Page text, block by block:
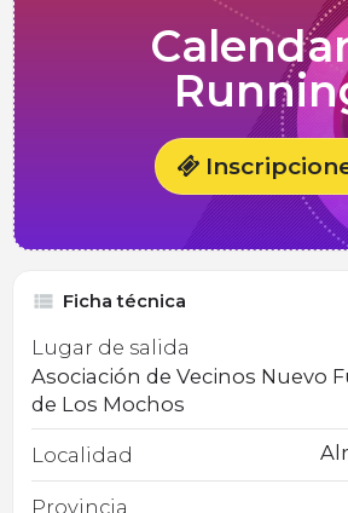
Ficha técnica
Lugar de salida
Asociación de Vecinos Nuevo
de Los Mochos
Localidad
Provincia